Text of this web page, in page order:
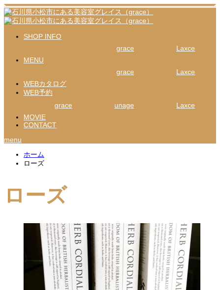
SHOP INFO
grace
Laxce
MENU
grace
Laxce
WEBカタログ
WEB予約
grace
unage
Laxce
MOVIE
CONTACT
menu
ホーム
ローズ
ローズ